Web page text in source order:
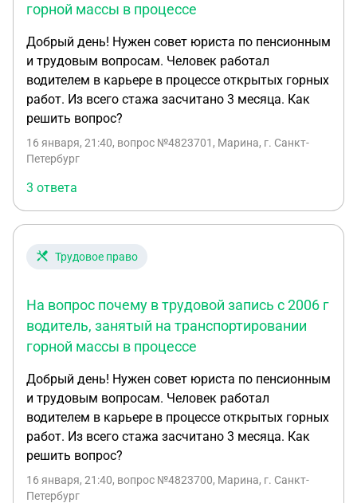
горной массы в процессе
Добрый день! Нужен совет юриста по пенсионным
и трудовым вопросам. Человек работал
водителем в карьере в процессе открытых горных
работ. Из всего стажа засчитано 3 месяца. Как
решить вопрос?
16 января, 21:40, вопрос №4823701, Марина, г. Санкт-
Петербург
3 ответа
Трудовое право
На вопрос почему в трудовой запись с 2006 г
водитель, занятый на транспортировании
горной массы в процессе
Добрый день! Нужен совет юриста по пенсионным
и трудовым вопросам. Человек работал
водителем в карьере в процессе открытых горных
работ. Из всего стажа засчитано 3 месяца. Как
решить вопрос?
16 января, 21:40, вопрос №4823700, Марина, г. Санкт-
Петербург